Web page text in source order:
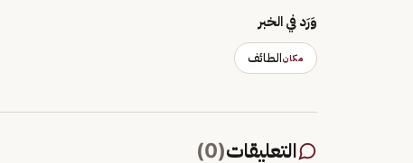
وَرَد في الخبر
مكانالطائف
التعليقات(
0
)